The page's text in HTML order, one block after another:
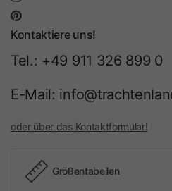
Kontaktiere uns!
Tel.: +49 911 326 899 0
E-Mail:
oder über das Kontaktformular!
Größentabellen